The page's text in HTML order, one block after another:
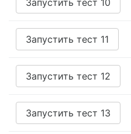
Запустить тест 10
Запустить тест 11
Запустить тест 12
Запустить тест 13